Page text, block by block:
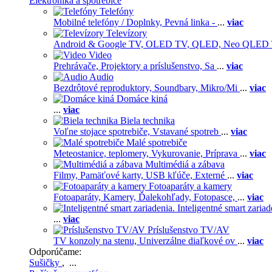
Telefóny
Mobilné telefóny / Doplnky, Pevná linka - ... viac
Televízory
Android & Google TV, OLED TV, QLED, Neo QLED
Video
Prehrávače, Projektory a príslušenstvo, Sa ... viac
Audio
Bezdrôtové reproduktory, Soundbary, Mikro/Mi ... viac
Domáce kiná
... viac
Biela technika
Voľne stojace spotrebiče, Vstavané spotreb ... viac
Malé spotrebiče
Meteostanice, teplomery, Vykurovanie, Príprava ... viac
Multimédiá a zábava
Filmy, Pamäťové karty, USB kľúče, Externé ... viac
Fotoaparáty a kamery
Fotoaparáty, Kamery, Ďalekohľady, Fotopasce, ... viac
Inteligentné smart
... viac
Príslušenstvo TV/AV
TV konzoly na stenu, Univerzálne diaľkové ov ... viac
Odporúčame:
Sušičky , ...